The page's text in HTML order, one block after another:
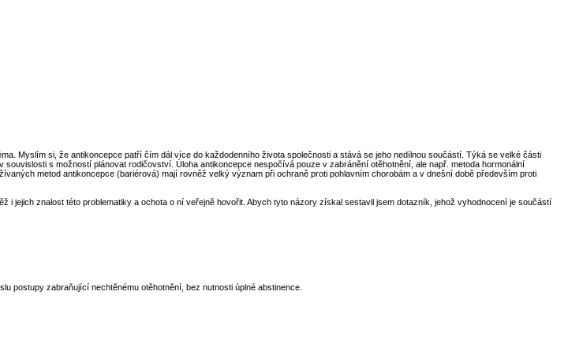
Myslím si, že antikoncepce patří čím dál více do každodenního života společnosti a stává se jeho nedílnou součástí. Týká se velké části
s možností plánovat rodičovství. Úloha antikoncepce nespočívá pouze v zabránění otěhotnění, ale např. metoda hormonální
metod antikoncepce (bariérová) mají rovněž velký význam při ochraně proti pohlavním chorobám a v dnešní době především proti
jejich znalost této problematiky a ochota o ní veřejně hovořit. Abych tyto názory získal sestavil jsem dotazník, jehož vyhodnocení je součástí
postupy zabraňující nechtěnému otěhotnění, bez nutnosti úplné abstinence.